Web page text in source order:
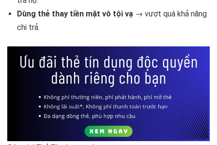
Dùng thẻ thay tiền mặt vô tội vạ → vượt quá khả năng
chi trả.